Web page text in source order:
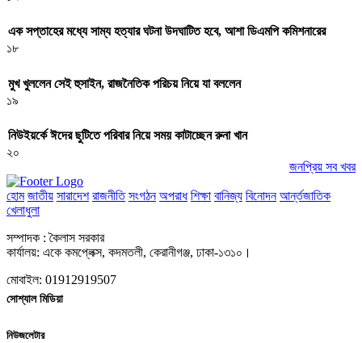
এক সপ্তাহের মধ্যে সাম্য হত্যার ঘটনা উদঘাটিত হবে, আশা ডিএমপি কমিশনারের
১৮
মুখ খুললেন সেই হুসাইন, রাজনৈতিক পরিচয় নিয়ে যা বললেন
১৯
নিউইয়র্কে ঈদের ছুটিতে পরিবার নিয়ে সময় কাটাচ্ছেন রুনা খান
২০
জনপ্রিয় সব খবর
হোম জাতীয় সারাদেশ রাজনীতি সংগঠন অপরাধ শিক্ষা বানিজ্য বিনোদন আর্ন্তজাতিক
খেলাধুলা
সম্পাদক : কৈলাস সরকার
কার্যালয়: একে কমপ্লেক্স, কদমতলী, কেরানীগঞ্জ, ঢাকা-১৩১০।
মোবাইল: 01912919507
সোশ্যাল মিডিয়া
নিউজলেটার